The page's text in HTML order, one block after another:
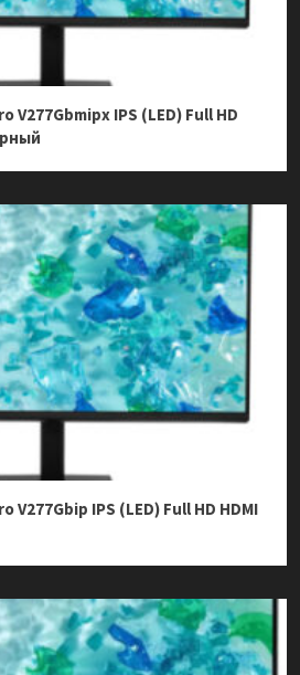
V277Gbmipx IPS (LED) Full HD
V277Gbip IPS (LED) Full HD HDMI